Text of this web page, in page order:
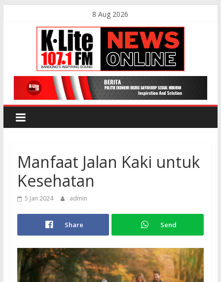
8 Aug 2026
K-
Lite
Bandung
Online
News
Manfaat Jalan Kaki untuk
Kesehatan
5 Jan 2024 admin
Share Send